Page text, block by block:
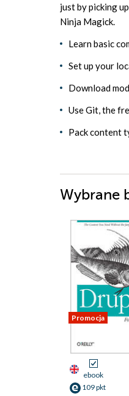
just by picking
Ninja Magick.
Learn basic
Set up your
Download
Use Git, the
Pack content
Wybrane
Promocja
ebook
109 pkt